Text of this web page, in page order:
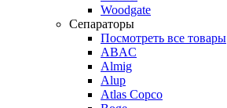
Woodgate
Сепараторы
Посмотреть все товары
ABAC
Almig
Alup
Atlas Copco